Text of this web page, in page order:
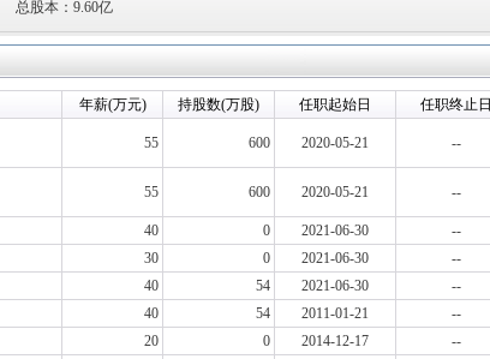
总股本： 9.60亿
年薪(万元) 持股数(万股) 任职起始日 任职终止日
55 600 2020-05-21 --
55 600 2020-05-21 --
40 0 2021-06-30 --
30 0 2021-06-30 --
40 54 2021-06-30 --
40 54 2011-01-21 --
20 0 2014-12-17 --